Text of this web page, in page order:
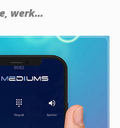
werk...